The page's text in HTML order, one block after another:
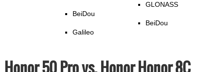
BeiDou
Galileo
GLONASS
BeiDou
Honor 50 Pro vs. Honor Honor 8C